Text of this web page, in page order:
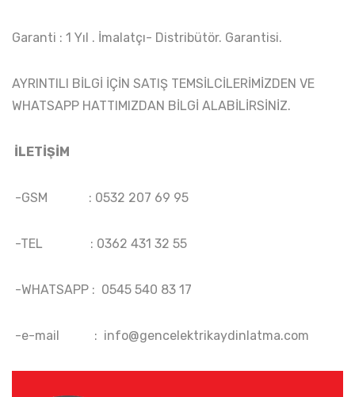
Garanti : 1 Yıl . İmalatçı- Distribütör. Garantisi.
AYRINTILI BİLGİ İÇİN SATIŞ TEMSİLCİLERİMİZDEN VE
WHATSAPP HATTIMIZDAN BİLGİ ALABİLİRSİNİZ.
İLETİŞİM
-GSM : 0532 207 69 95
-TEL : 0362 431 32 55
-WHATSAPP : 0545 540 83 17
-e-mail : info@gencelektrikaydinlatma.com